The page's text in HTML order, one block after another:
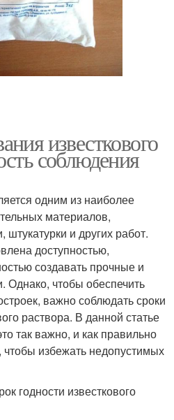
известкового
соблюдения
одним из наиболее
материалов,
и других работ.
доступностью,
создавать прочные и
Однако, чтобы обеспечить
важно соблюдать сроки
раствора. В данной статье
так важно, и как правильно
избежать недопустимых
годности известкового